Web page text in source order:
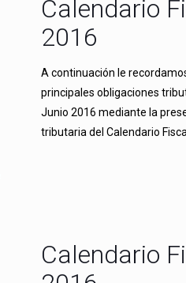
Calendario
2016
A continuación le
principales obligaciones
Junio 2016 mediante la
tributaria del Calendario
Calendario